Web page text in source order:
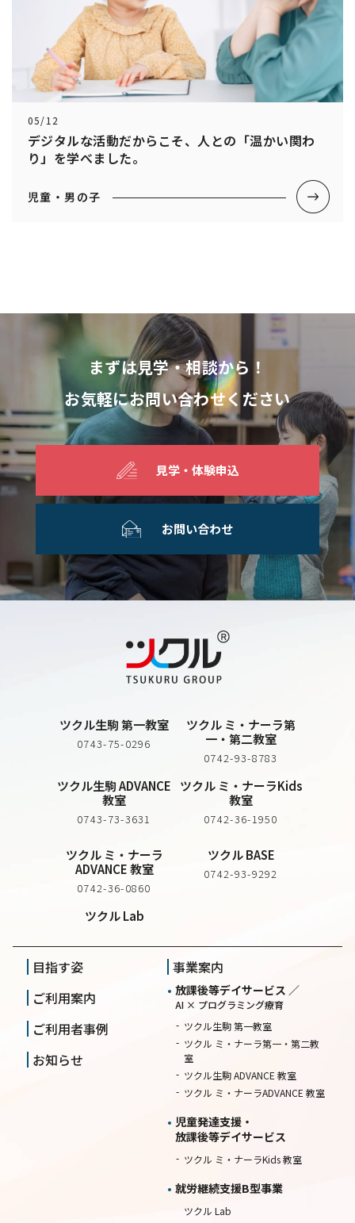
05/12
デジタルな活動だからこそ、人との「温かい関わ
り」を学べました。
児童・男の子
まずは見学・相談から！
お気軽にお問い合わせください
見学・体験申込
お問い合わせ
ツクル ミ・ナーラKids
教室
0742-36-1950
ツクル生駒 第一教室
0743-75-0296
ツクル ミ・ナーラ第
一・第二教室
0742-93-8783
ツクル生駒 ADVANCE
教室
0743-73-3631
ツクル ミ・ナーラ
ADVANCE 教室
0742-36-0860
ツクル Lab
ツクル BASE
0742-93-9292
目指す姿
ご利用案内
ご利用者事例
お知らせ
事業案内
放課後等デイサービス ／
AI × プログラミング療育
ツクル生駒 第一教室
ツクル ミ・ナーラ第一・第二教
室
ツクル生駒 ADVANCE 教室
ツクル ミ・ナーラADVANCE 教室
児童発達支援・
放課後等デイサービス
ツクル ミ・ナーラKids 教室
就労継続⽀援B型事業
ツクル Lab